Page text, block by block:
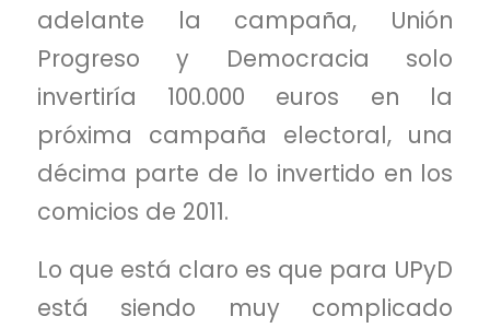
adelante la campaña, Unión
Progreso y Democracia solo
invertiría 100.000 euros en la
próxima campaña electoral, una
décima parte de lo invertido en los
comicios de 2011.
Lo que está claro es que para UPyD
está siendo muy complicado